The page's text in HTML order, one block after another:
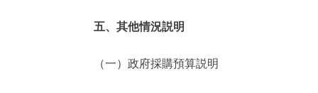
五、其他情況説明
（一）政府採購預算説明